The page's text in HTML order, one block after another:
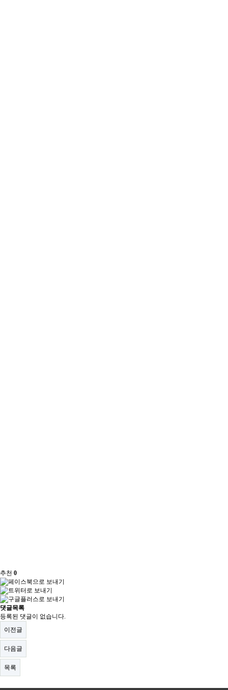
추천 0
댓글목록
등록된 댓글이 없습니다.
이전글
다음글
목록